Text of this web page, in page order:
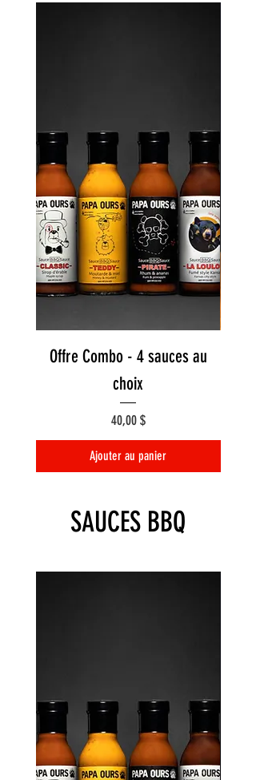
Offre Combo - 4 sauces au
choix
Prix
40,00 $
Ajouter au panier
SAUCES BBQ